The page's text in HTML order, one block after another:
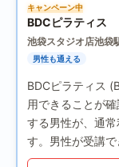
キャンペーン中
BDCピラティス
池袋スタジオ店池袋
男性も通える
BDCピラティス
用できることが
する男性が、通
す。男性が受講で